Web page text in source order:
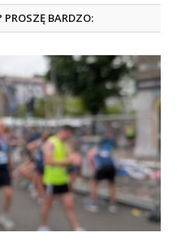
PROSZĘ BARDZO: